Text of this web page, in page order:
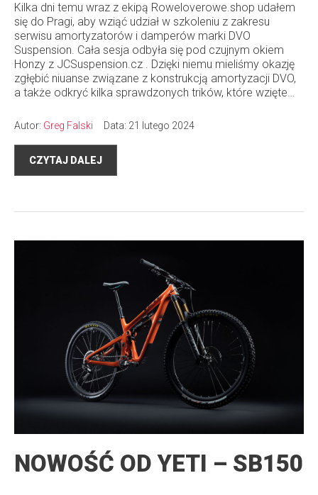
Kilka dni temu wraz z ekipą Roweloverowe.shop udałem
się do Pragi, aby wziąć udział w szkoleniu z zakresu
serwisu amortyzatorów i damperów marki DVO
Suspension. Cała sesja odbyła się pod czujnym okiem
Honzy z JCSuspension.cz . Dzięki niemu mieliśmy okazję
zgłębić niuanse związane z konstrukcją amortyzacji DVO,
a także odkryć kilka sprawdzonych trików, które wzięte…
Autor: Greg Falski Data: 21 lutego 2024
CZYTAJ DALEJ
NOWOŚĆ OD YETI – SB150